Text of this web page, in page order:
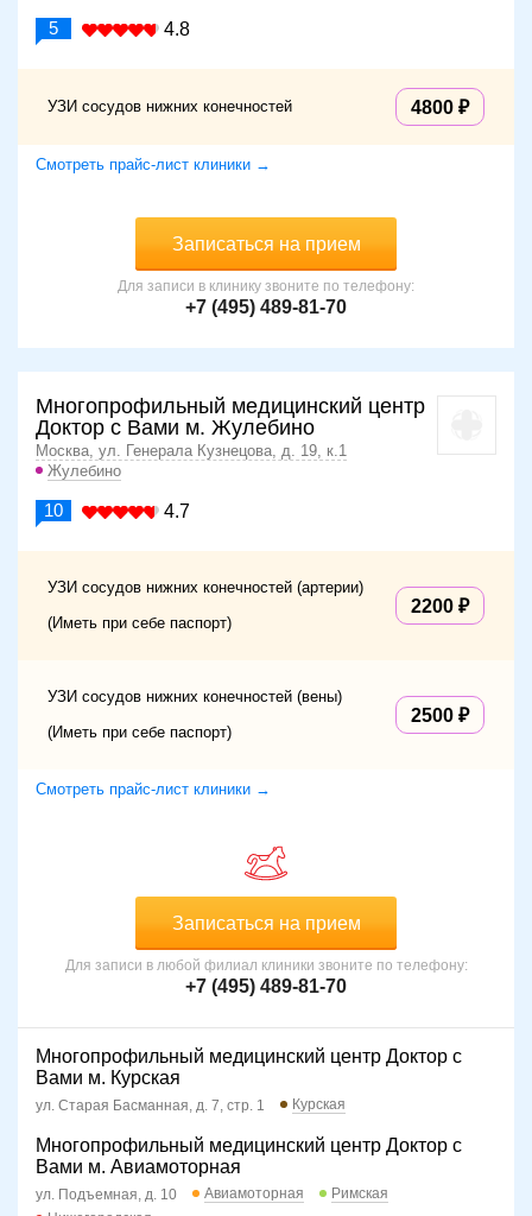
5 4.8
УЗИ сосудов нижних конечностей 4800
Смотреть прайс-лист клиники →
Записаться на прием
Для записи в клинику звоните по телефону:
+7 (495) 489-81-70
Многопрофильный медицинский центр
Доктор с Вами м. Жулебино
Москва, ул. Генерала Кузнецова, д. 19, к.1
Жулебино
10 4.7
УЗИ сосудов нижних конечностей (артерии)
(Иметь при себе паспорт)
2200
УЗИ сосудов нижних конечностей (вены)
(Иметь при себе паспорт)
2500
Смотреть прайс-лист клиники →
Записаться на прием
Для записи в любой филиал клиники звоните по телефону:
+7 (495) 489-81-70
Многопрофильный медицинский центр Доктор с
Вами м. Курская
ул. Старая Басманная, д. 7, стр. 1 Курская
Многопрофильный медицинский центр Доктор с
Вами м. Авиамоторная
ул. Подъемная, д. 10 Авиамоторная
Римская